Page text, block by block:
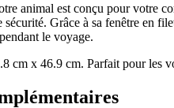
animal est conçu pour votre
Grâce à sa fenêtre en
le voyage.
cm x 46.9 cm. Parfait pour les